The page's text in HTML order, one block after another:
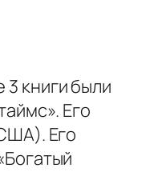
книги были
Его
Его